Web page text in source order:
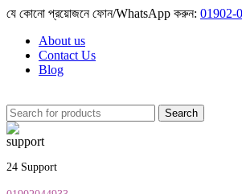
যে কোনো প্রয়োজনে ফোন/WhatsApp করুন: 01902-
About us
Contact Us
Blog
Search
24 Support